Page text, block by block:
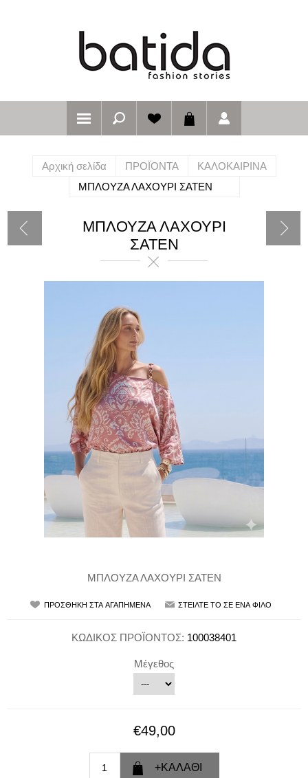
Αρχική σελίδα ΠΡΟΪΟΝΤΑ
ΚΑΛΟΚΑΙΡΙΝΑ
ΜΠΛΟΥΖΑ ΛΑΧΟΥΡΙ ΣΑΤΕΝ
ΜΠΛΟΥΖΑ ΛΑΧΟΥΡΙ
ΣΑΤΕΝ
ΜΠΛΟΥΖΑ ΛΑΧΟΥΡΙ ΣΑΤΕΝ
ΚΩΔΙΚΟΣ ΠΡΟΪΟΝΤΟΣ: 100038401
Μέγεθος
€49,00